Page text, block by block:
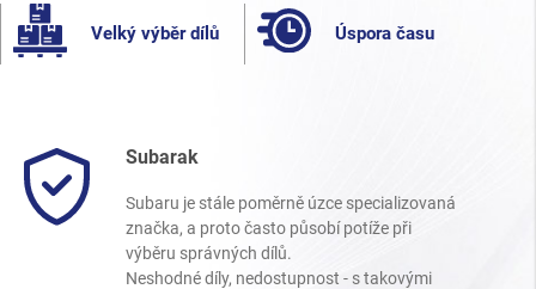
Velký výběr dílů Úspora času
Subarak
Subaru je stále poměrně úzce specializovaná
značka, a proto často působí potíže při
výběru správných dílů.
Neshodné díly, nedostupnost - s takovými